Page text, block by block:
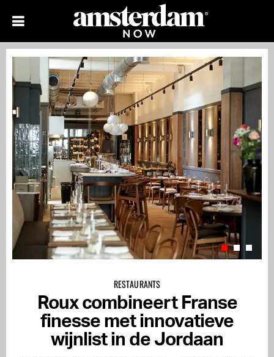
RESTAURANTS
Roux combineert Franse
finesse met innovatieve
wijnlist in de Jordaan